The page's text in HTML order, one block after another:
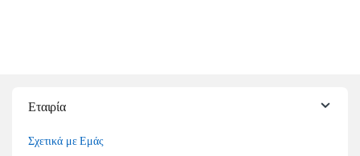
Εταιρία
Σχετικά με Εμάς